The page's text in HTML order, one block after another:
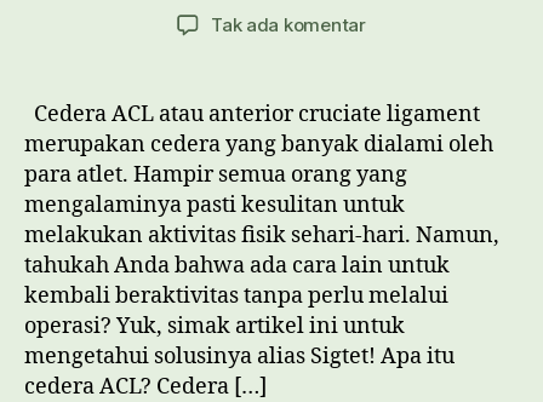
date
Tak ada komentarpada
ACL?
Ini
Solusinya
Alias
Sigtet!
Cedera ACL atau anterior cruciate ligament
merupakan cedera yang banyak dialami oleh
para atlet. Hampir semua orang yang
mengalaminya pasti kesulitan untuk
melakukan aktivitas fisik sehari-hari. Namun,
tahukah Anda bahwa ada cara lain untuk
kembali beraktivitas tanpa perlu melalui
operasi? Yuk, simak artikel ini untuk
mengetahui solusinya alias Sigtet! Apa itu
cedera ACL? Cedera […]